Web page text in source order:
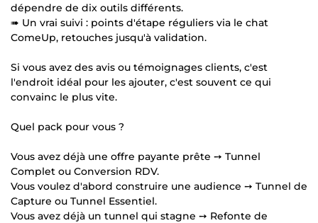
dépendre de dix outils différents.
➠ Un vrai suivi : points d'étape réguliers via le chat
ComeUp, retouches jusqu'à validation.
Si vous avez des avis ou témoignages clients, c'est
l'endroit idéal pour les ajouter, c'est souvent ce qui
convainc le plus vite.
Quel pack pour vous ?
Vous avez déjà une offre payante prête ➙ Tunnel
Complet ou Conversion RDV.
Vous voulez d'abord construire une audience ➙ Tunnel de
Capture ou Tunnel Essentiel.
Vous avez déjà un tunnel qui stagne ➙ Refonte de